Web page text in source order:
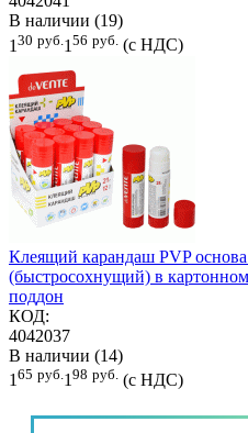
В наличии (19)
1 30 руб. 1 56 руб. (с НДС)
Клеящий карандаш PVP
(быстросохнущий) в
поддон
КОД:
4042037
В наличии (14)
1 65 руб. 1 98 руб. (с НДС)